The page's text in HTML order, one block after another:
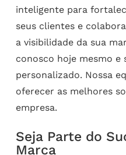
inteligente para
seus clientes e
a visibilidade da sua
conosco hoje mesmo
personalizado. Nossa
oferecer as melhores
empresa.
Seja Parte do
Marca